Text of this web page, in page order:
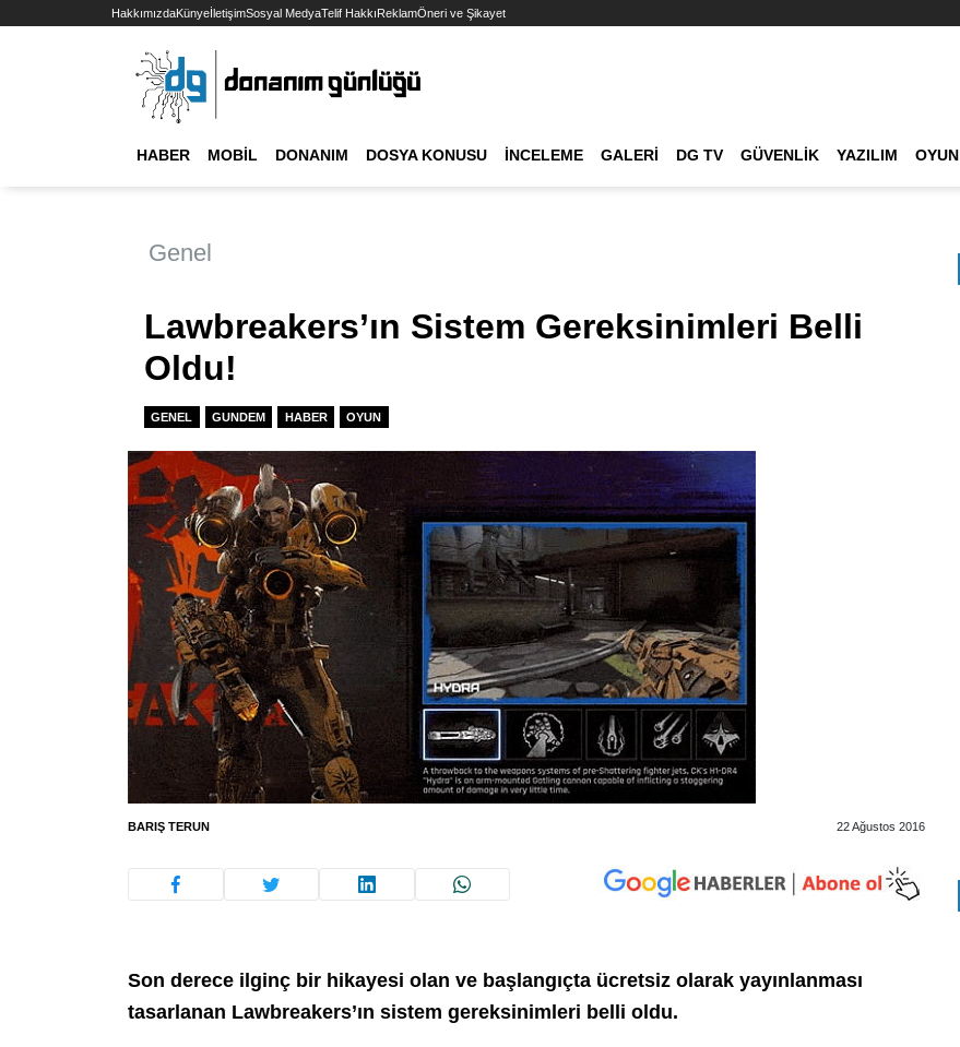
HakkımızdaKünyeİletişimSosyal MedyaTelif HakkıReklamÖneri ve Şikayet
HABER MOBIL DONANIM DOSYA KONUSU İNCELEME GALERI DG TV GÜVENLIK YAZILIM OYUN
Genel
Lawbreakers’ın Sistem Gereksinimleri Belli
Oldu!
GENEL GUNDEM HABER OYUN
BARIŞ TERUN 22 Ağustos 2016
Son derece ilginç bir hikayesi olan ve başlangıçta ücretsiz olarak yayınlanması
tasarlanan Lawbreakers’ın sistem gereksinimleri belli oldu.